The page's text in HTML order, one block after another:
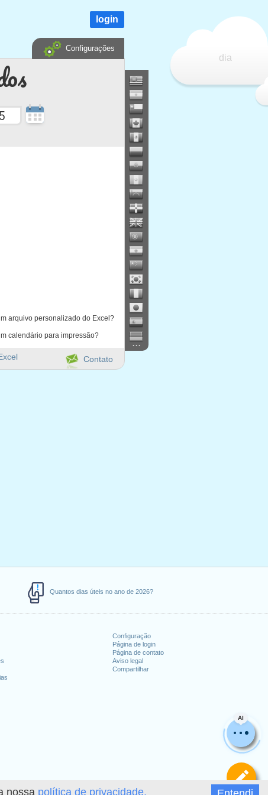
nossa política de privacidade.
Quantos dias úteis no ano de 2026?
Configuração
Página de login
Página de contato
Aviso legal
Compartilhar
arquivo personalizado do Excel?
calendário para impressão?
AI
dia
login
Configurações
...
Contato